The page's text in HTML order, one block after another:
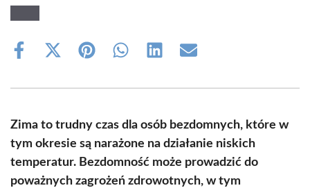
Share
Share
(Twitter)
Share Share Share Share
Zima to trudny czas dla osób bezdomnych, które w
tym okresie są narażone na działanie niskich
temperatur. Bezdomność może prowadzić do
poważnych zagrożeń zdrowotnych, w tym